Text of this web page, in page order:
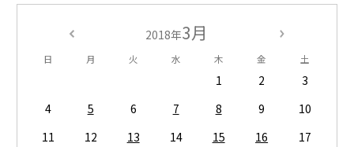
2018年3月
日 月 火 水 木 金 土
1 2
3
4
5 6 7 8 9
10
11
12 13 14 15 16
17